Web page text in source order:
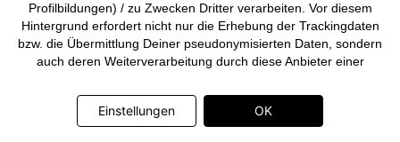
Profilbildungen) / zu Zwecken Dritter verarbeiten. Vor diesem
Hintergrund erfordert nicht nur die Erhebung der Trackingdaten
bzw. die Übermittlung Deiner pseudonymisierten Daten, sondern
auch deren Weiterverarbeitung durch diese Anbieter einer
Deine pseudonymisierten Daten erst dann übermittelt, wenn Du
auf den in dem Banner auf bonprix.de wiedergebenden Button
Einstellungen OK